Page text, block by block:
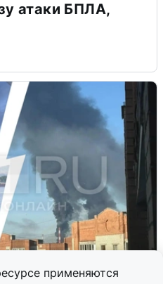
применяются
атаки БПЛА,